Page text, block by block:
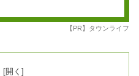
【PR】タウンライフ